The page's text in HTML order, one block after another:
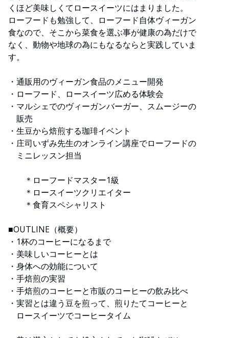
くほど美味しくてロースイーツにはまりました。
ローフードも勉強して、ローフード自体ヴィーガン
食なので、そこから菜食を選ぶ事が健康の為だけで
なく、動物や地球の為にもなるならと実践していま
す。
・通販用のヴィーガン食品のメニュー開発
・ローフード、ロースイーツ広める体験会
・マルシェでのヴィーガンバーガー、スムージーの
販売
・生豆から焙煎する珈琲イベント
・庄司いずみ先生のオンライン講座でローフードの
ミニレッスン担当
＊ローフードマスター1級
＊ロースイーツクリエイター
＊食育スペシャリスト
■OUTLINE（概要）
・1杯のコーヒーになるまで
・美味しいコーヒーとは
・身体への効能について
・手焙煎の実習
・手焙煎のコーヒーと市販のコーヒーの飲み比べ
・実習とは違う豆を煎って、煎りたてコーヒーと
ロースイーツでコーヒータイム